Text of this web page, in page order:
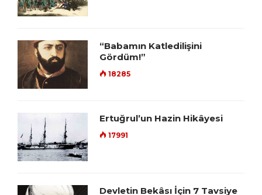
“Babamın Katledilişini
Gördüm!”
18285
Ertuğrul’un Hazin Hikâyesi
17991
Devletin Bekâsı İçin 7 Tavsiye